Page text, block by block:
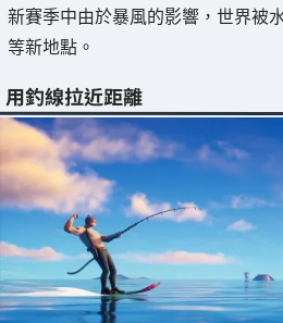
新賽季中由於暴風的影響，世界被
等新地點。
用釣線拉近距離